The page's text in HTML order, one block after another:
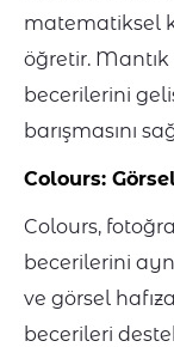
matematiksel
öğretir.
becerilerini
barışmasını
Colours:
Colours,
becerilerini
ve görsel
becerileri